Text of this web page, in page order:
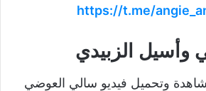
https://t.me/
وأسيل الزبيدي
وتحميل فيديو سالي العوضي